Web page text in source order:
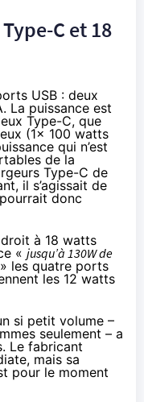
C et 18
USB : deux
La puissance est
Type-C, que
(1x 100 watts
qui n’est
de la
Type-C de
il s’agissait de
donc
à 18 watts
« jusqu’à 130W de
» les quatre ports
les 12 watts
si petit volume –
seulement – a
. Le fabricant
mais sa
pour le moment